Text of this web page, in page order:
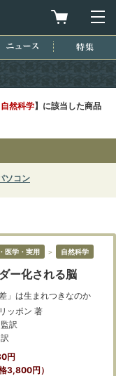
買物カゴを
ズ ニュース
然科学】に該当した商品
ソコン
医学・実用 ＞ 自然科学
ー化される脳
」は生まれつきなのか
ッポン 著
訳
円
3,800円）